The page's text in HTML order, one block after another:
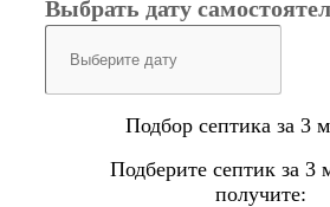
Выбрать дату
Подбор септика за 3
Подберите септик за 3
получите: